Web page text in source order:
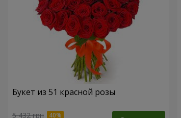
Букет из 51 красной розы
5 432 грн